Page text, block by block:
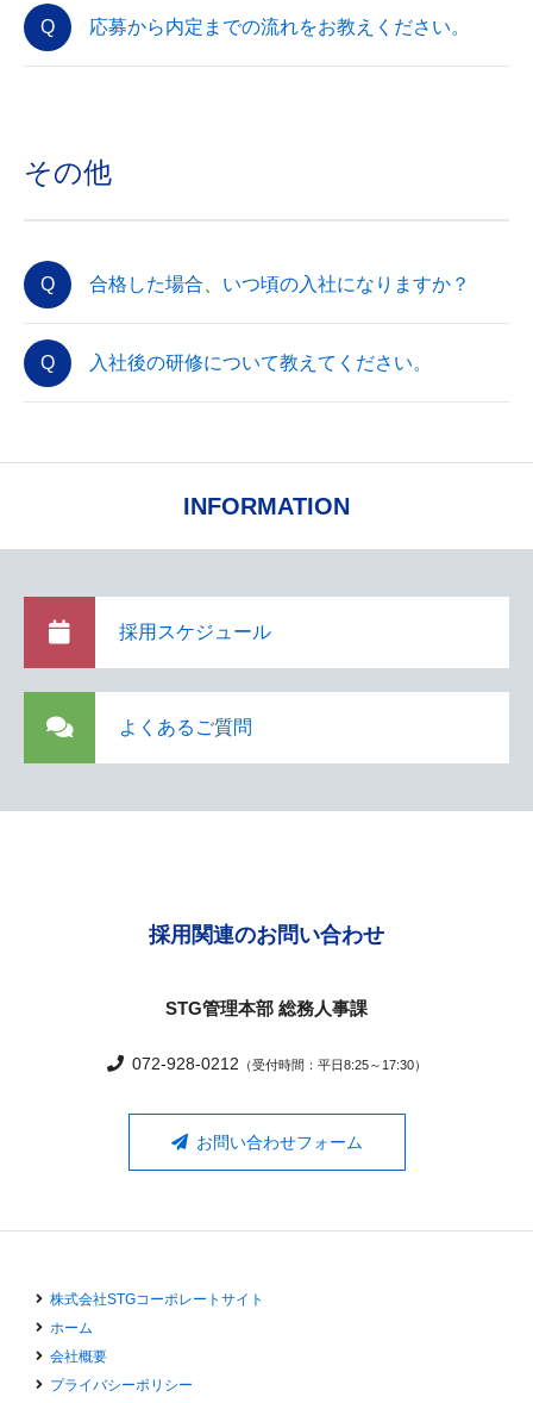
応募から内定までの流れをお教えください。
その他
合格した場合、いつ頃の入社になりますか？
入社後の研修について教えてください。
INFORMATION
採用スケジュール
よくあるご質問
採用関連のお問い合わせ
STG管理本部 総務人事課
072-928-0212 （受付時間：平日8:25～17:30）
お問い合わせフォーム
株式会社STGコーポレートサイト
ホーム
会社概要
プライバシーポリシー